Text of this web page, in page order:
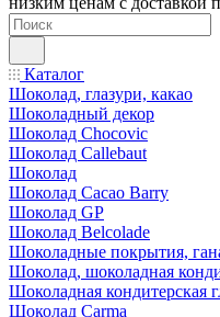
Каталог
Шоколад, глазури, какао
Шоколадный декор
Шоколад Chocovic
Шоколад Callebaut
Шоколад
Шоколад Cacao Barry
Шоколад GP
Шоколад Belcolade
Шоколадные покрытия,
Шоколад, шоколадная
Шоколадная кондитерская
Шоколад Carma